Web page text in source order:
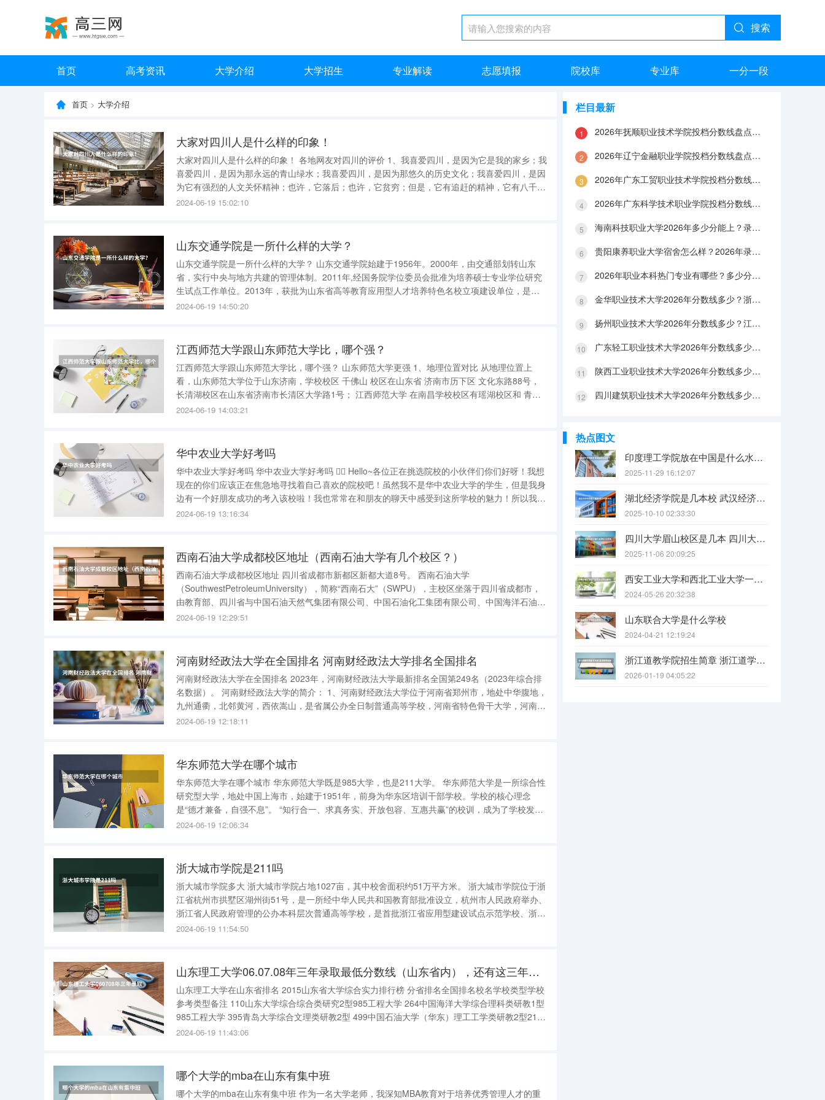
搜索
首页 高考资讯 大学介绍 大学招生 专业解读 志愿填报 院校库 专业库 一分一段
首页 > 大学介绍
大家对四川人是什么样的印象！
大家对四川人是什么样的印象！ 各地网友对四川的评价 1、我喜爱四川，是因为它是我的家乡；我
喜爱四川，是因为那永远的青山绿水；我喜爱四川，是因为那悠久的历史文化；我喜爱四川，是因
为它有强烈的人文关怀精神；也许，它落后；也许，它贫穷；但是，它有追赶的精神，它有八千万
进取的人民。（网友:yxwa028@sina.com） 2、悠久的巴蜀文化造就了一代伟人，就如湘楚文化一
2024-06-19 15:02:10
山东交通学院是一所什么样的大学？
山东交通学院是一所什么样的大学？ 山东交通学院始建于1956年。2000年，由交通部划转山东
省，实行中央与地方共建的管理体制。2011年,经国务院学位委员会批准为培养硕士专业学位研究
生试点工作单位。2013年，获批为山东省高等教育应用型人才培养特色名校立项建设单位，是教
育部应用技术大学改革试点战略研究单位。2017年，获批山东省硕士学位授予立项建设单位（A
2024-06-19 14:50:20
江西师范大学跟山东师范大学比，哪个强？
江西师范大学跟山东师范大学比，哪个强？ 山东师范大学更强 1、地理位置对比 从地理位置上
看，山东师范大学位于山东济南，学校校区 千佛山 校区在山东省 济南市历下区 文化东路88号，
长清湖校区在山东省济南市长清区大学路1号； 江西师范大学 在南昌学校校区有瑶湖校区和 青山
湖 校区，所以也要根据喜欢的城市去考虑报考的大学。 2、实力对比 这两所大学的实力都还是比
2024-06-19 14:03:21
华中农业大学好考吗
华中农业大学好考吗 华中农业大学好考吗 🙋‍♀️ Hello~各位正在挑选院校的小伙伴们你们好呀！我想
现在的你们应该正在焦急地寻找着自己喜欢的院校吧！虽然我不是华中农业大学的学生，但是我身
边有一个好朋友成功的考入该校啦！我也常常在和朋友的聊天中感受到这所学校的魅力！所以我对
这所大学也是有一定了解的，希望通过我的介绍能让你更多了解到这所美丽、优秀的大学哦！
2024-06-19 13:16:34
西南石油大学成都校区地址（西南石油大学有几个校区？）
西南石油大学成都校区地址 四川省成都市新都区新都大道8号。 西南石油大学
（SouthwestPetroleumUniversity），简称“西南石大”（SWPU），主校区坐落于四川省成都市，
由教育部、四川省与中国石油天然气集团有限公司、中国石油化工集团有限公司、中国海洋石油集
团有限公司共建；是国家“双一流”建设高校，入选中西部高校基础能力建设工程、国家“111计划”、
2024-06-19 12:29:51
河南财经政法大学在全国排名 河南财经政法大学排名全国排名
河南财经政法大学在全国排名 2023年，河南财经政法大学最新排名全国第249名（2023年综合排
名数据）。 河南财经政法大学的简介： 1、河南财经政法大学位于河南省郑州市，地处中华腹地，
九州通衢，北邻黄河，西依嵩山，是省属公办全日制普通高等学校，河南省特色骨干大学，河南省
博士学位授予优先立项建设单位。 2、学校建校于1948年。现有郑东校区、文北校区和文南校区3
2024-06-19 12:18:11
华东师范大学在哪个城市
华东师范大学在哪个城市 华东师范大学既是985大学，也是211大学。 华东师范大学是一所综合性
研究型大学，地处中国上海市，始建于1951年，前身为华东区培训干部学校。学校的核心理念
是“德才兼备，自强不息”。 “知行合一、求真务实、开放包容、互惠共赢”的校训，成为了学校发展
的不竭动力。下面我将从学校概况、院系设置、特色学科、人才培养等方面简要介绍华东师范大
2024-06-19 12:06:34
浙大城市学院是211吗
浙大城市学院多大 浙大城市学院占地1027亩，其中校舍面积约51万平方米。 浙大城市学院位于浙
江省杭州市拱墅区湖州街51号，是一所经中华人民共和国教育部批准设立，杭州市人民政府举办、
浙江省人民政府管理的公办本科层次普通高等学校，是首批浙江省应用型建设试点示范学校、浙江
省新增硕士学位授予立项建设单位。 浙大城市学院图书馆有140万册藏书、近千余种中外文期刊、
2024-06-19 11:54:50
山东理工大学06.07.08年三年录取最低分数线（山东省内），还有这三年的本科线（山东省内）呢？
山东理工大学在山东省排名 2015山东省大学综合实力排行榜 分省排名全国排名校名学校类型学校
参考类型备注 110山东大学综合综合类研究2型985工程大学 264中国海洋大学综合理科类研教1型
985工程大学 395青岛大学综合文理类研教2型 499中国石油大学（华东）理工工学类研教2型211
2024-06-19 11:43:06
哪个大学的mba在山东有集中班
哪个大学的mba在山东有集中班 作为一名大学老师，我深知MBA教育对于培养优秀管理人才的重
栏目最新
2026年抚顺职业技术学院投档分数线盘点：录取分数、生活与就业指南
2026年辽宁金融职业学院投档分数线盘点：录取分数、生活与就业指南
2026年广东工贸职业技术学院投档分数线盘点：录取分数、生活与就业指南
2026年广东科学技术职业学院投档分数线盘点：录取分数、生活与就业指南
海南科技职业大学2026年多少分能上？录取分数线与生活成本解答
贵阳康养职业大学宿舍怎么样？2026年录取分数、费用及入学手续
2026年职业本科热门专业有哪些？多少分能上？绿牌专业有哪些？
金华职业技术大学2026年分数线多少？浙江考生563分能上吗？机械专业好就业吗？
扬州职业技术大学2026年分数线多少？江苏考生528分能上吗？医养照护好就业吗？
广东轻工职业技术大学2026年分数线多少？广东考生542分能上吗？
陕西工业职业技术大学2026年分数线多少？陕西考生355分能上吗？机械专业好就业吗？
四川建筑职业技术大学2026年分数线多少？四川考生510分能上吗？建筑专业好就业吗？
热点图文
印度理工学院放在中国是什么水平？
2025-11-29 16:12:07
湖北经济学院是几本校 武汉经济学院是几本
2025-10-10 02:33:30
四川大学眉山校区是几本 四川大学锦江学院是几本？咋样？
2025-11-06 20:09:25
西安工业大学和西北工业大学一样吗
2024-05-26 20:32:38
山东联合大学是什么学校
2024-04-21 12:19:24
浙江道教学院招生简章 浙江道学院报考条件要求
2026-01-19 04:05:22